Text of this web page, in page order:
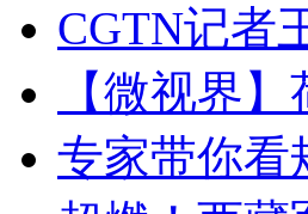
CGTN记者
【微视界
专家带你看